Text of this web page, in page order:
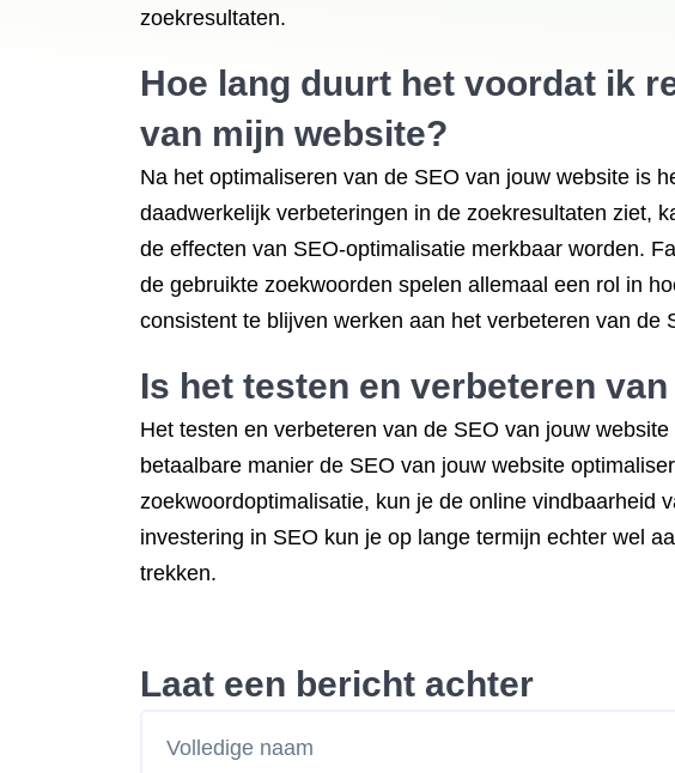
zoekresultaten.
Hoe lang duurt het voordat ik
van mijn website?
Na het optimaliseren van de SEO van jouw website is
daadwerkelijk verbeteringen in de zoekresultaten ziet,
de effecten van SEO-optimalisatie merkbaar worden.
de gebruikte zoekwoorden spelen allemaal een rol in
consistent te blijven werken aan het verbeteren van
Is het testen en verbeteren
Het testen en verbeteren van de SEO van jouw
betaalbare manier de SEO van jouw website
zoekwoordoptimalisatie, kun je de online vindbaarheid
investering in SEO kun je op lange termijn echter wel
trekken.
Laat een bericht achter